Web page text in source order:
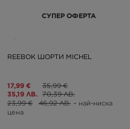
СУПЕР ОФЕРТА
REEBOK ШОРТИ MICHEL
17,99 €
35,19 ЛВ.
35,99 €
70,39 ЛВ.
23,99 €
46,92 ЛВ. – най-ниска
цена